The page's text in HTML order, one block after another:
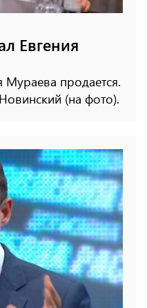
Евгения
Мураева продается.
(на фото).